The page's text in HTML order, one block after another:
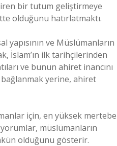
bir tutum geliştirmeye
olduğunu hatırlatmaktı.
ve Müslümanların
İslam’ın ilk tarihçilerinden
ve bunun ahiret inancını
yerine, ahiret
için, en yüksek mertebe
müslümanların
olduğunu gösterir.